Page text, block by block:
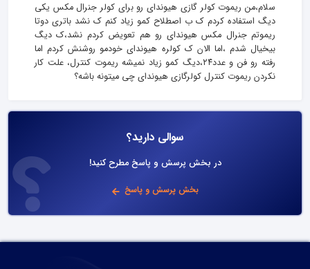
سلام،من ریموت کولر گازی هیوندای رو برای کولر جنرال مکس یکی
دیگ استفاده کردم ک ب اصطلاح کمو زیاد کنم ک نشد باتری دوتا
ریموتم جنرال مکس هیوندای رو هم تعویض کردم نشد،ک دیگ
بیخیال شدم ،اما الان ک کولره هیوندای خودمو روشنش کردم اما
رفته رو فن و عدد۲۴،دیگ کمو زیاد نمیشه ریموت کنترل، علت کار
نکردن ریموت کنترل کولرگازی هیوندای چی میتونه باشه؟
سوالی دارید؟
در بخش پرسش و پاسخ مطرح کنید!
بخش پرسش و پاسخ